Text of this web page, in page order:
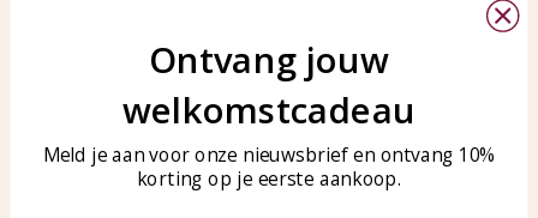
Veelgestelde vragen
Sieraden onderhouden
KAYA Sieraden
Bellen of WhatsApp Ma-Vr
tussen 09:00-17:00
Tel: 0850003187
WhatsApp: 0850003187
Ontvang jouw
welkomstcadeau
Meld je aan voor onze nieuwsbrief en ontvang 10%
korting op je eerste aankoop.